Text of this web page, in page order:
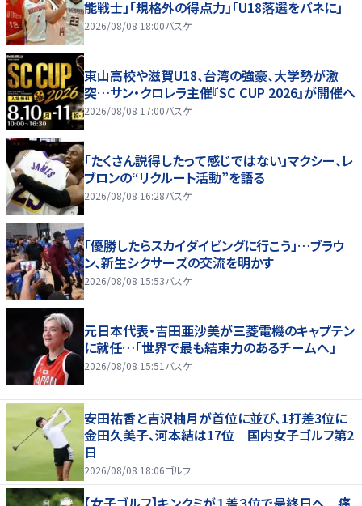
能戦士」「規格外の得点力」「U18落選をバネに」
2026/08/08 18:00バスケ
東山高校や滋賀U18、台湾の強豪、大学勢が激
突…サン・クロレラ主催『SC CUP 2026』が開催へ
2026/08/08 17:00バスケ
「たくさん説得したって感じではない」マクシー、レ
ブロンの“リクルート活動”を語る
2026/08/08 16:28バスケ
「優勝したらスカイダイビングに行こう」…ブラウ
ン、新生シクサーズの交流を明かす
2026/08/08 15:53バスケ
元日本代表・吉田亜沙美が三菱電機のキャプテン
に就任…「世界で最も結束力のあるチームへ」
2026/08/08 15:51 バスケ
安田祐香と吉沢柚月が首位に並び、1打差3位に
金田久美子、河本結は17位 国内女子ゴルフ第2
日
2026/08/08 18:06ゴルフ